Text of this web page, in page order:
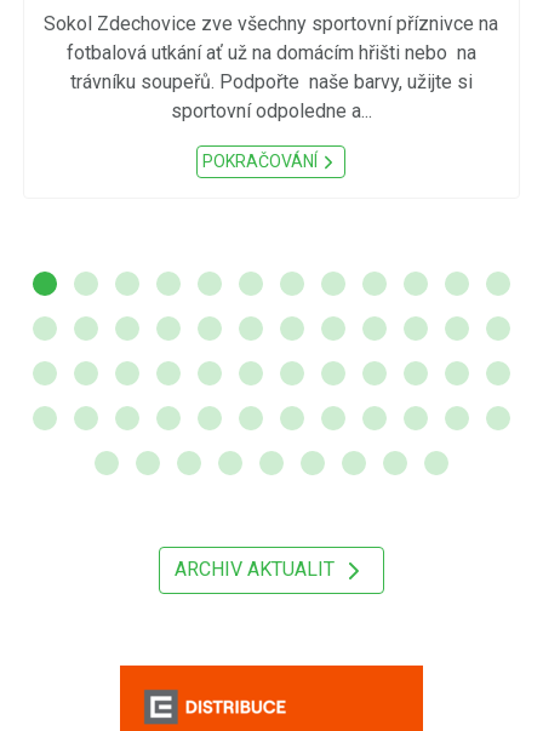
Sokol Zdechovice zve všechny sportovní příznivce na
fotbalová utkání ať už na domácím hřišti nebo na
trávníku soupeřů. Podpořte naše barvy, užijte si
sportovní odpoledne a...
POKRAČOVÁNÍ
ARCHIV AKTUALIT